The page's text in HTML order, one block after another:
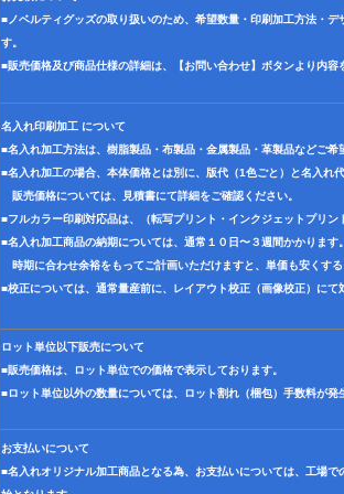
■ノベルティグッズの取り扱いのため、希望数量・印刷加工方法・
す。
■販売価格及び商品仕様の詳細は、【お問い合わせ】ボタンより内
名入れ印刷加工 について
■名入れ加工方法は、樹脂製品・布製品・金属製品・革製品などご希
■名入れ加工の場合、本体価格とは別に、版代（1色ごと）と名入れ
販売価格については、見積書にて詳細をご確認ください。
■フルカラー印刷対応品は、（転写プリント・インクジェットプリ
■名入れ加工商品の納期については、通常１０日〜３週間かかります。
時期に合わせ余裕をもってご計画いただけますと、単価も安くする
■校正については、通常量産前に、レイアウト校正（画像校正）に
ロット単位以下販売について
■販売価格は、ロット単位での価格で表示しております。
■ロット単位以外の数量については、ロット割れ（梱包）手数料が
お支払いについて
■名入れオリジナル加工商品となる為、お支払いについては、工場